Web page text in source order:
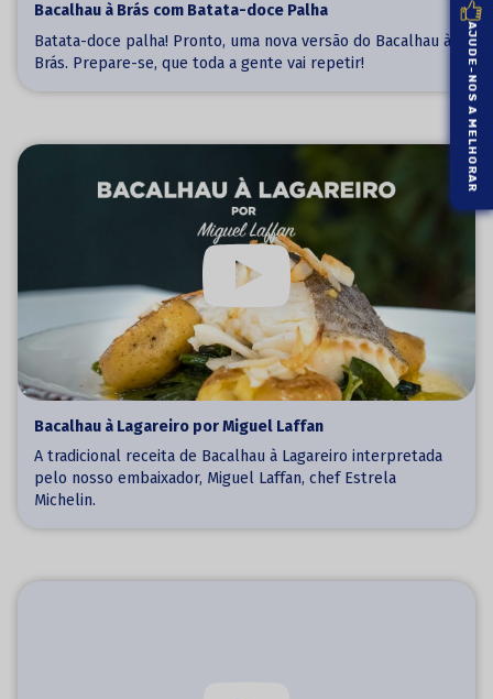
Bacalhau à Brás com Batata-doce Palha
Batata-doce palha! Pronto, uma nova versão do Bacalhau à
Brás. Prepare-se, que toda a gente vai repetir!
Bacalhau à Lagareiro por Miguel Laffan
A tradicional receita de Bacalhau à Lagareiro interpretada
pelo nosso embaixador, Miguel Laffan, chef Estrela
Michelin.
AJUDE-NOS A MELHORAR